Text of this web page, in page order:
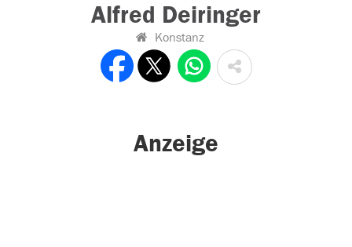
Alfred Deiringer
Konstanz
Anzeige